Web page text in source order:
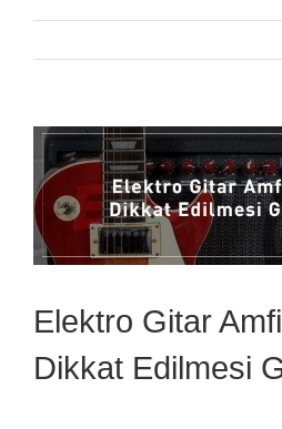
View
Larger
Image
Elektro Gitar
Dikkat Edilmesi